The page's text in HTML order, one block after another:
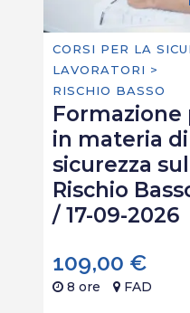
CORSI PER LA
LAVORATORI >
RISCHIO BASSO
Formazione
in materia
sicurezza
Rischio
/ 17-09-2026
109,00 €
8 ore FAD